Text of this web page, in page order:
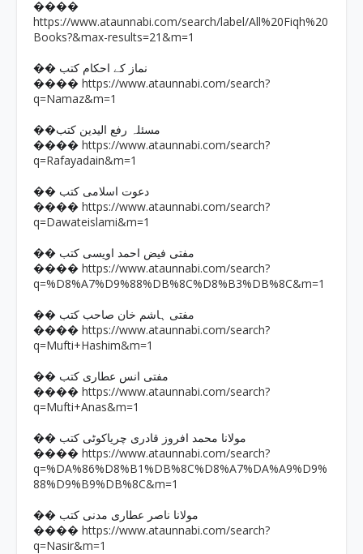
����
https://www.ataunnabi.com/search/label/All%20Fiqh%20
Books?&max-results=21&m=1
�� نماز کے احکام کتب
���� https://www.ataunnabi.com/search?
q=Namaz&m=1
��مسئلہ رفع الیدین کتب
���� https://www.ataunnabi.com/search?
q=Rafayadain&m=1
�� دعوت اسلامی کتب
���� https://www.ataunnabi.com/search?
q=Dawateislami&m=1
�� مفتی فیض احمد اویسی کتب
���� https://www.ataunnabi.com/search?
q=%D8%A7%D9%88%DB%8C%D8%B3%DB%8C&m=1
�� مفتی ہاشم خان صاحب کتب
���� https://www.ataunnabi.com/search?
q=Mufti+Hashim&m=1
�� مفتی انس عطاری کتب
���� https://www.ataunnabi.com/search?
q=Mufti+Anas&m=1
�� مولانا محمد افروز قادری چریاکوٹی کتب
���� https://www.ataunnabi.com/search?
q=%DA%86%D8%B1%DB%8C%D8%A7%DA%A9%D9%
88%D9%B9%DB%8C&m=1
�� مولانا ناصر عطاری مدنی کتب
���� https://www.ataunnabi.com/search?
q=Nasir&m=1